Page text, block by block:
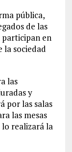
pública,
de las
participan en
la sociedad
las
y
por las salas
las mesas
realizará la